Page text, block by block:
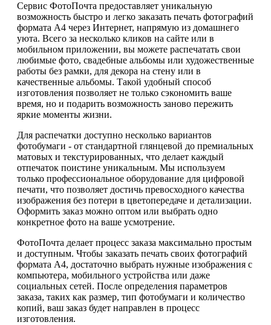
Сервис ФотоПочта предоставляет уникальную
возможность быстро и легко заказать печать фотографий
формата А4 через Интернет, напрямую из домашнего
уюта. Всего за несколько кликов на сайте или в
мобильном приложении, вы можете распечатать свои
любимые фото, свадебные альбомы или художественные
работы без рамки, для декора на стену или в
качественные альбомы. Такой удобный способ
изготовления позволяет не только сэкономить ваше
время, но и подарить возможность заново пережить
яркие моменты жизни.
Для распечатки доступно несколько вариантов
фотобумаги - от стандартной глянцевой до премиальных
матовых и текстурированных, что делает каждый
отпечаток поистине уникальным. Мы используем
только профессиональное оборудование для цифровой
печати, что позволяет достичь превосходного качества
изображения без потери в цветопередаче и детализации.
Оформить заказ можно оптом или выбрать одно
конкретное фото на ваше усмотрение.
ФотоПочта делает процесс заказа максимально простым
и доступным. Чтобы заказать печать своих фотографий
формата А4, достаточно выбрать нужные изображения с
компьютера, мобильного устройства или даже
социальных сетей. После определения параметров
заказа, таких как размер, тип фотобумаги и количество
копий, ваш заказ будет направлен в процесс
изготовления.